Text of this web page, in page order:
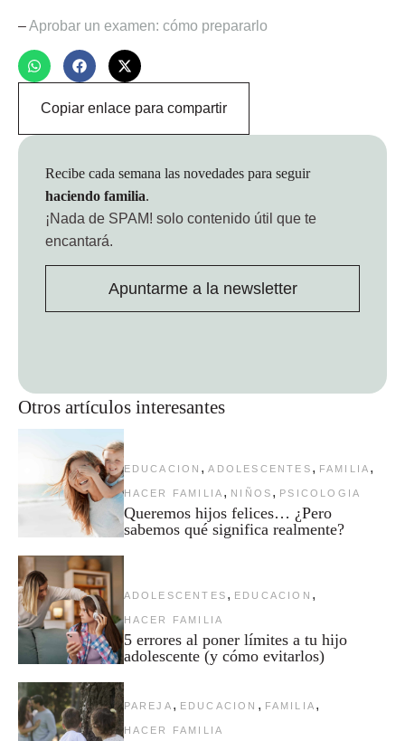
–Aprobar un examen: cómo prepararlo
Copiar enlace para compartir
Otros artículos interesantes
EDUCACION , ADOLESCENTES , FAMILIA ,
HACER FAMILIA , NIÑOS , PSICOLOGIA
Queremos hijos felices… ¿Pero
sabemos qué significa realmente?
ADOLESCENTES , EDUCACION ,
HACER FAMILIA
5 errores al poner límites a tu hijo
adolescente (y cómo evitarlos)
PAREJA , EDUCACION , FAMILIA ,
HACER FAMILIA
Recibe cada semana las novedades para seguir
haciendo familia.
¡Nada de SPAM! solo contenido útil que te
encantará.
Apuntarme a la newsletter